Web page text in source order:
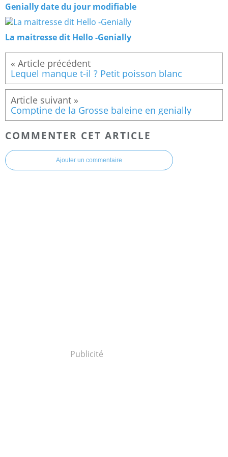
Genially date du jour modifiable
La maitresse dit Hello -Genially
Lequel manque t-il ? Petit poisson blanc
Comptine de la Grosse baleine en genially
COMMENTER CET ARTICLE
Ajouter un commentaire
Publicité